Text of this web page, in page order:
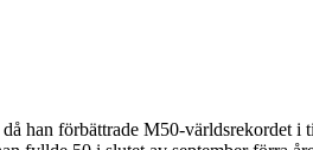
han förbättrade M50-världsrekordet